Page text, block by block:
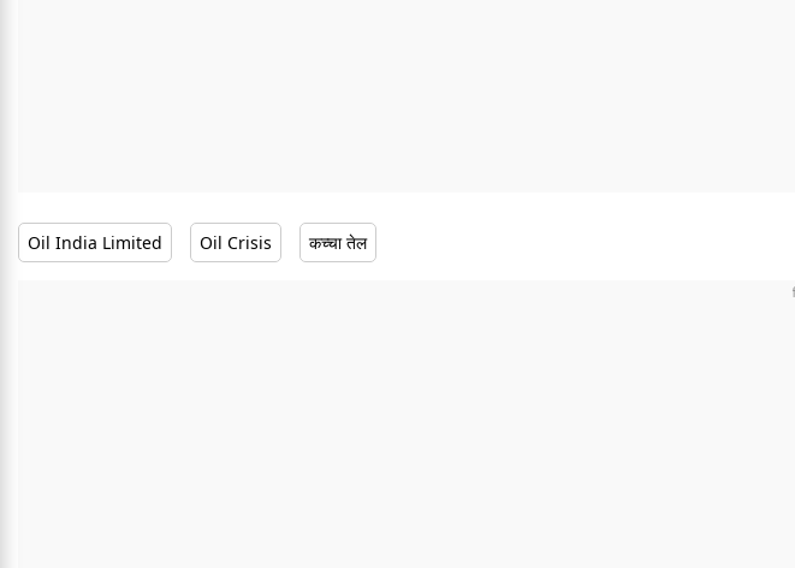
Oil India Limited Oil Crisis कच्चा तेल